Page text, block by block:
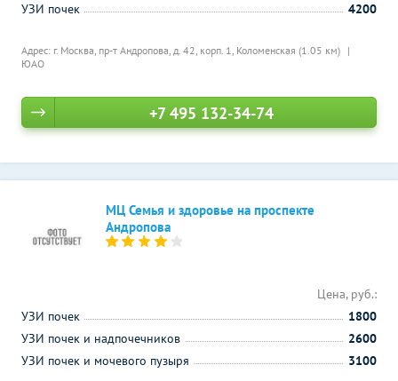
Адрес: г. Москва, пр-т Андропова, д. 42, корп. 1, Коломенская (1.05 км)
ЮАО
УЗИ почек
4200
+7 495 132-34-74
МЦ Семья и здоровье на проспекте
Андропова
Цена, руб.:
УЗИ почек
1800
УЗИ почек и надпочечников
2600
УЗИ почек и мочевого пузыря
3100